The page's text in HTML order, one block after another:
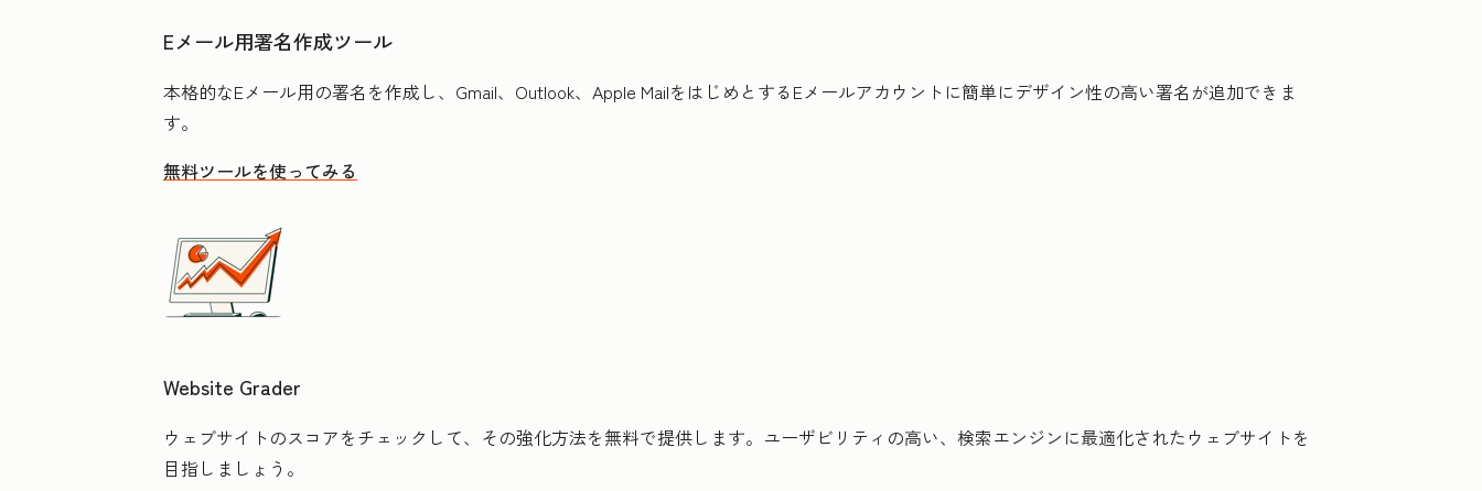
Eメール用署名作成ツール
本格的なEメール用の署名を作成し、Gmail、Outlook、Apple MailをはじめとするEメールアカウントに簡単にデザイン性の高い署名が追加できま
す。
無料ツールを使ってみる
Website Grader
ウェブサイトのスコアをチェックして、その強化方法を無料で提供します。ユーザビリティの高い、検索エンジンに最適化されたウェブサイトを
目指しましょう。